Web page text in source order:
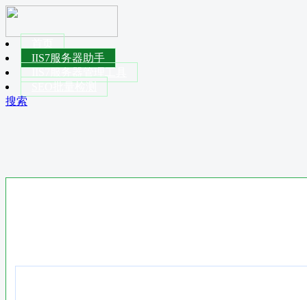
IIS7服务器助手
搜索